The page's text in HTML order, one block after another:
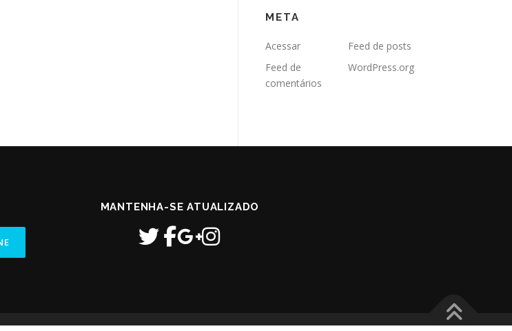
META
Acessar
Feed de posts
Feed de
comentários
WordPress.org
MANTENHA-SE ATUALIZADO